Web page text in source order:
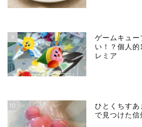
9
ゲームキュー
い！？個人
レミア
10
ひとくちすあ
で見つけた